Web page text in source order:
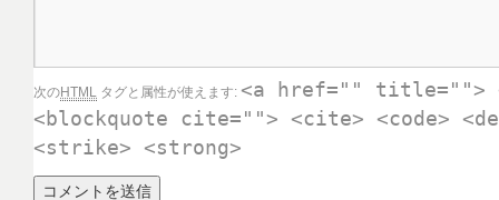
次のHTML タグと属性が使えます: <a href="" title="">
<blockquote cite=""> <cite> <code>
<strike> <strong>